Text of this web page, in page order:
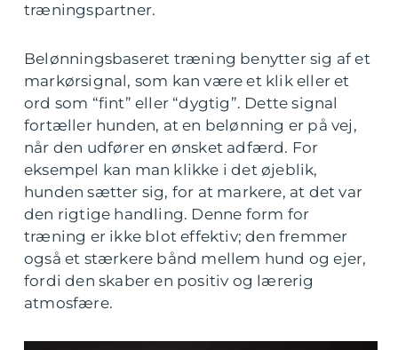
træningspartner.
Belønningsbaseret træning benytter sig af et
markørsignal, som kan være et klik eller et
ord som “fint” eller “dygtig”. Dette signal
fortæller hunden, at en belønning er på vej,
når den udfører en ønsket adfærd. For
eksempel kan man klikke i det øjeblik,
hunden sætter sig, for at markere, at det var
den rigtige handling. Denne form for
træning er ikke blot effektiv; den fremmer
også et stærkere bånd mellem hund og ejer,
fordi den skaber en positiv og lærerig
atmosfære.